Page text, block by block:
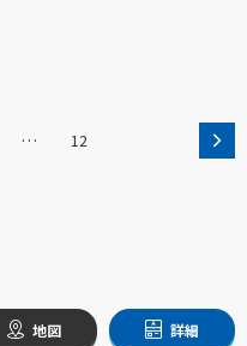
… 12
地図 詳細